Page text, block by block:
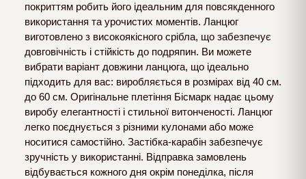
покриттям робить його ідеальним для повсякденного
використання та урочистих моментів. Ланцюг
виготовлено з високоякісного срібла, що забезпечує
довговічність і стійкість до подряпин. Ви можете
вибрати варіант довжини ланцюга, що ідеально
підходить для вас: виробляється в розмірах від 40 см.
до 60 см. Оригінальне плетіння Бісмарк надає цьому
виробу елегантності і стильної витонченості. Ланцюг
легко поєднується з різними кулонами або може
носитися самостійно. Застібка-карабін забезпечує
зручність у використанні. Відправка замовлень
відбувається кожного дня окрім понеділка, після